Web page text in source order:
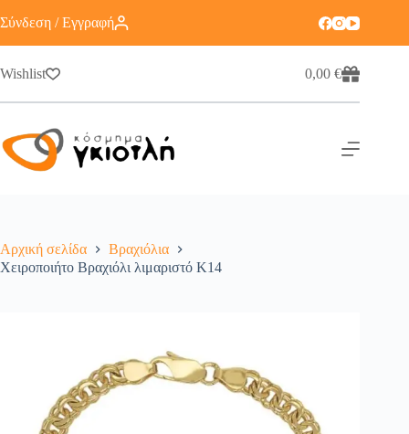
Σύνδεση / Εγγραφή
Wishlist 0,00€
Αρχική σελίδα
Βραχιόλια
Χειροποιήτο Βραχιόλι λιμαριστό Κ14